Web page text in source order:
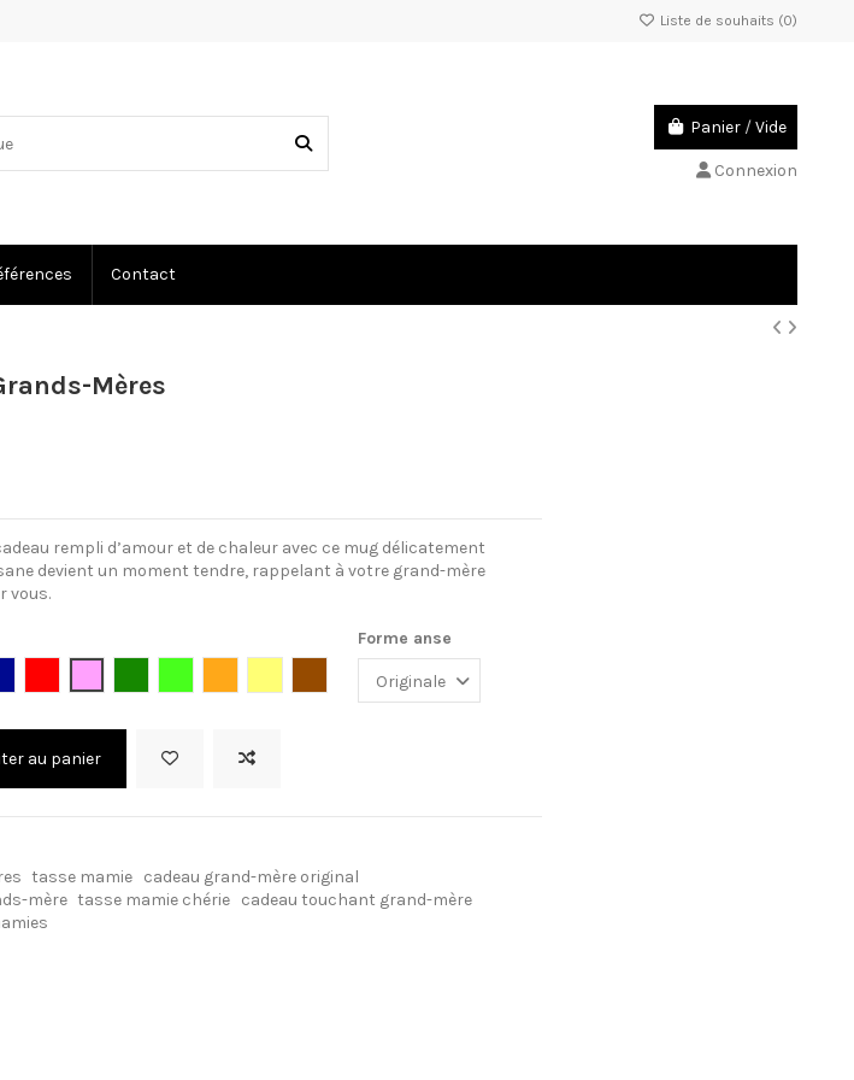
Liste de souhaits (0)
Panier /Vide
Connexion
Contact
Mères
rempli d’amour et de chaleur avec ce mug délicatement
devient un moment tendre, rappelant à votre grand-mère
vous.
Forme anse
au panier
tasse mamie cadeau grand-mère original
mère tasse mamie chérie cadeau touchant grand-mère